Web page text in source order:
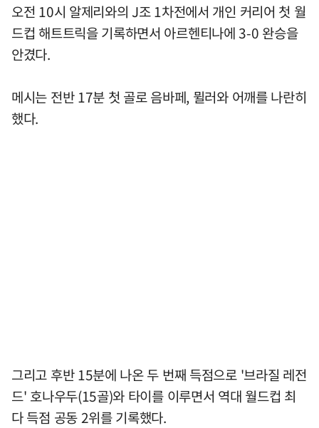
오전 10시 알제리와의 J조 1차전에서 개인 커리어 첫 월
드컵 해트트릭을 기록하면서 아르헨티나에 3-0 완승을
안겼다.
메시는 전반 17분 첫 골로 음바페, 뮐러와 어깨를 나란히
했다.
그리고 후반 15분에 나온 두 번째 득점으로 '브라질 레전
드' 호나우두(15골)와 타이를 이루면서 역대 월드컵 최
다 득점 공동 2위를 기록했다.